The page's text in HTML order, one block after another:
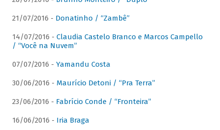
21/07/2016 - Donatinho / “Zambê”
14/07/2016 - Claudia Castelo Branco e Marcos Campello
/ “Você na Nuvem”
07/07/2016 - Yamandu Costa
30/06/2016 - Maurício Detoni / “Pra Terra”
23/06/2016 - Fabrício Conde / “Fronteira”
16/06/2016 - Iria Braga